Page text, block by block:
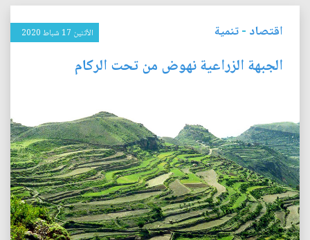
اقتصاد -تنمية الأثنين 17 شباط 2020
الجبهة الزراعية نهوض من تحت الركام